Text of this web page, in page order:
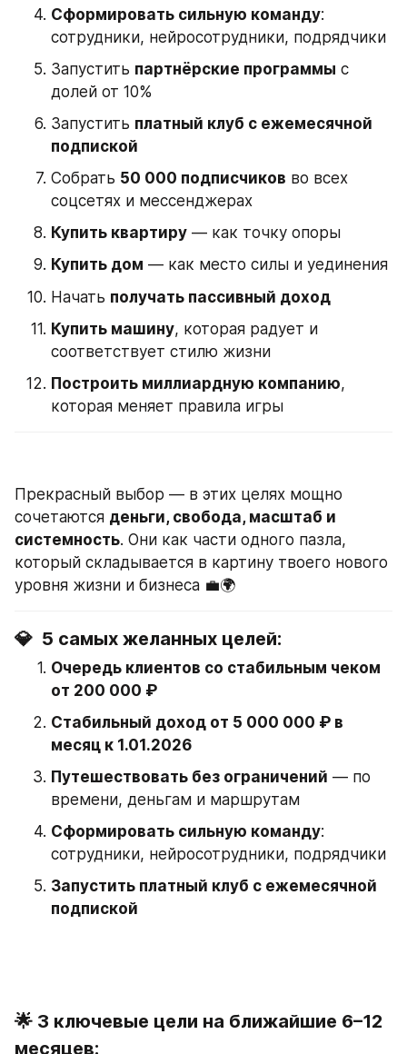
Сформировать сильную команду:
сотрудники, нейросотрудники, подрядчики
Запустить партнёрские программы с
долей от 10%
Запустить платный клуб с ежемесячной
подпиской
Собрать 50 000 подписчиков во всех
соцсетях и мессенджерах
Купить квартиру — как точку опоры
Купить дом — как место силы и уединения
Начать получать пассивный доход
Купить машину, которая радует и
соответствует стилю жизни
Построить миллиардную компанию,
которая меняет правила игры
Прекрасный выбор — в этих целях мощно
сочетаются деньги, свобода, масштаб и
системность. Они как части одного пазла,
который складывается в картину твоего нового
уровня жизни и бизнеса 💼🌍
💎  5 самых желанных целей:
Очередь клиентов со стабильным чеком
от 200 000 ₽
Стабильный доход от 5 000 000 ₽ в
месяц к 1.01.2026
Путешествовать без ограничений — по
времени, деньгам и маршрутам
Сформировать сильную команду:
сотрудники, нейросотрудники, подрядчики
Запустить платный клуб с ежемесячной
подпиской
🌟 3 ключевые цели на ближайшие 6–12
месяцев: